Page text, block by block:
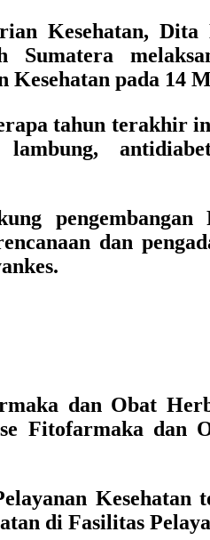
Kesehatan, Dita
pada 14
tahun terakhir
pengembangan
dan
dan Obat
Fitofarmaka
di Fasilitas